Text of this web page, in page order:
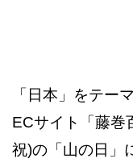
「日本」をテー
ECサイト「藤巻
祝)の「山の日」